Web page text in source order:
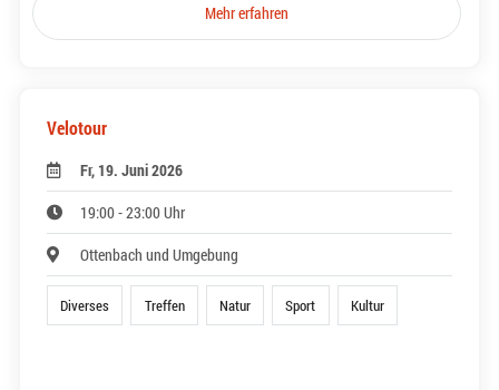
Mehr erfahren
Velotour
Fr, 19. Juni 2026
19:00 - 23:00 Uhr
Ottenbach und Umgebung
Diverses Treffen Natur Sport Kultur